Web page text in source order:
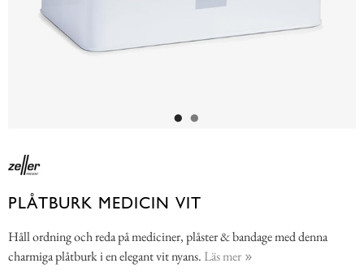
PLÅTBURK MEDICIN VIT
Håll ordning och reda på mediciner, plåster & bandage med denna
charmiga plåtburk i en elegant vit nyans. Läs mer